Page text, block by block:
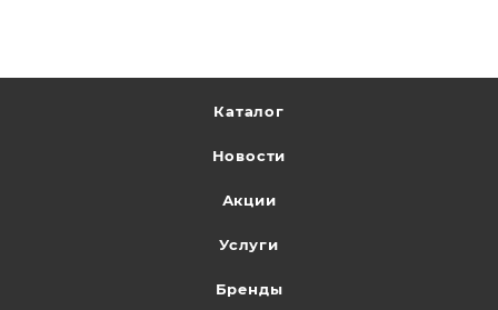
Каталог
Новости
Акции
Услуги
Бренды